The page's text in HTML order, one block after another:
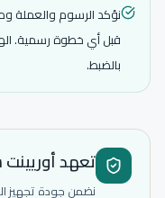
نؤكد الرسوم والعملة
قبل أي خطوة رسمية.
بالضبط.
تعهد
نضمن جودة تجهيز